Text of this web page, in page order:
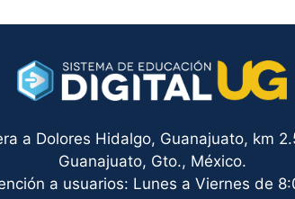
a Dolores Hidalgo, Guanajuato, km
Guanajuato, Gto., México.
a usuarios: Lunes a Viernes de